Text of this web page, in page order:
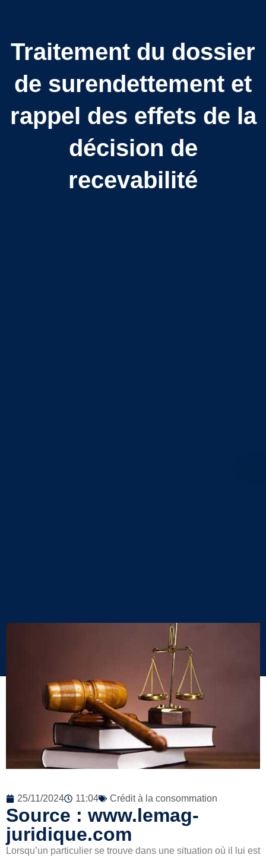
Traitement du dossier
de surendettement et
rappel des effets de la
décision de
recevabilité
25/11/2024 11:04 Crédit à la consommation
Source : www.lemag-
juridique.com
Lorsqu’un particulier se trouve dans une situation où il lui est